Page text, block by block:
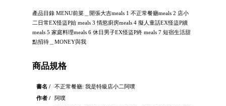
產品目錄 MENU前菜＿開張大吉meals 1 不正常餐廳meals 2 店小
二日常EX怪盜P始 meals 3 情慾廚房meals 4 擬人童話EX怪盜P續
meals 5 家庭料理meals 6 休日男子EX怪盜P終 meals 7 短宿生活甜
點招待＿MONEY與我
商品規格
書名 /
不正常餐廳: 我是特級店小二阿噗
作者 /
阿噗